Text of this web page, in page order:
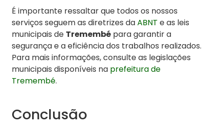
É importante ressaltar que todos os nossos
serviços seguem as diretrizes daABNT e as leis
municipais de Tremembé para garantir a
segurança e a eficiência dos trabalhos realizados.
Para mais informações, consulte as legislações
municipais disponíveis na prefeitura de
Tremembé.
Conclusão